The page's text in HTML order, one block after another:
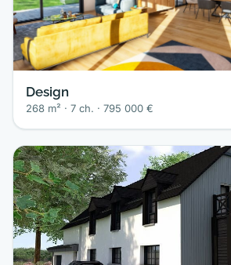
Design
268 m² · 7 ch. · 795 000 €